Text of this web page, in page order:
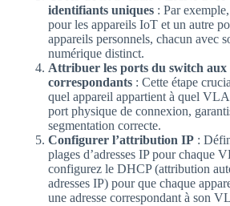
identifiants uniques : Par
pour les appareils IoT et un autre
appareils personnels, chacun avec
numérique distinct.
Attribuer les ports du switch
correspondants : Cette étape
quel appareil appartient à quel
port physique de connexion,
segmentation correcte.
Configurer l’attribution IP :
plages d’adresses IP pour chaque
configurez le DHCP (attribution
adresses IP) pour que chaque
une adresse correspondant à son